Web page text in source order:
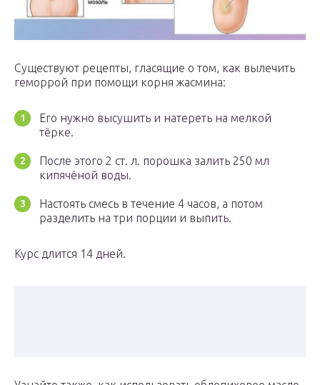
Существуют рецепты, гласящие о том, как вылечить
геморрой при помощи корня жасмина:
Его нужно высушить и натереть на мелкой
тёрке.
После этого 2 ст. л. порошка залить 250 мл
кипячёной воды.
Настоять смесь в течение 4 часов, а потом
разделить на три порции и выпить.
Курс длится 14 дней.